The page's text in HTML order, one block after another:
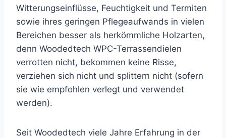
Witterungseinflüsse, Feuchtigkeit und Termiten
sowie ihres geringen Pflegeaufwands in vielen
Bereichen besser als herkömmliche Holzarten,
denn Woodedtech WPC-Terrassendielen
verrotten nicht, bekommen keine Risse,
verziehen sich nicht und splittern nicht (sofern
sie wie empfohlen verlegt und verwendet
werden).
Seit Woodedtech viele Jahre Erfahrung in der